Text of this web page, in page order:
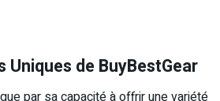
de BuyBestGear
par sa capacité à offrir une variété